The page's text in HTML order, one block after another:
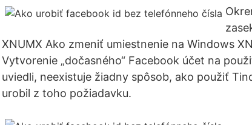
XNUMX Ako zmeniť umiestnenie na Windows
Vytvorenie „dočasného“ Facebook účet na
uviedli, neexistuje žiadny spôsob, ako použiť
urobil z toho požiadavku.